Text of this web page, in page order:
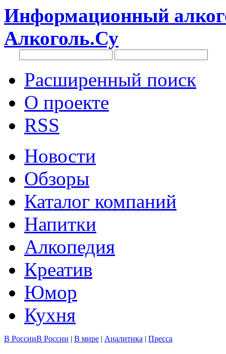
Информационный
Алкоголь.Су
Расширенный поиск
О проекте
RSS
Новости
Обзоры
Каталог компаний
Напитки
Алкопедия
Креатив
Юмор
Кухня
В РоссииВ России | В мире | Аналитика | Пресса